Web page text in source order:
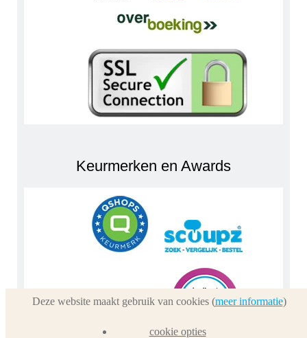
Keurmerken en Awards
Deze website maakt gebruik van cookies (meer informatie)
cookie opties